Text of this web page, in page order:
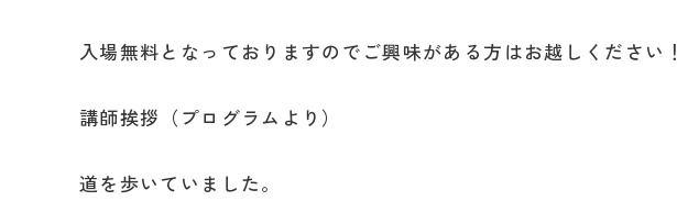
入場無料となっておりますのでご興味がある方はお越しください！
講師挨拶（プログラムより）
道を歩いていました。